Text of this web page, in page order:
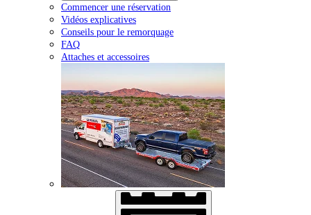
Commencer une réservation
Vidéos explicatives
Conseils pour le remorquage
FAQ
Attaches et accessoires